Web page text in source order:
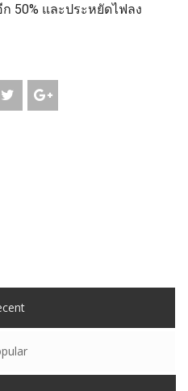
50% และประหยัดไฟลง